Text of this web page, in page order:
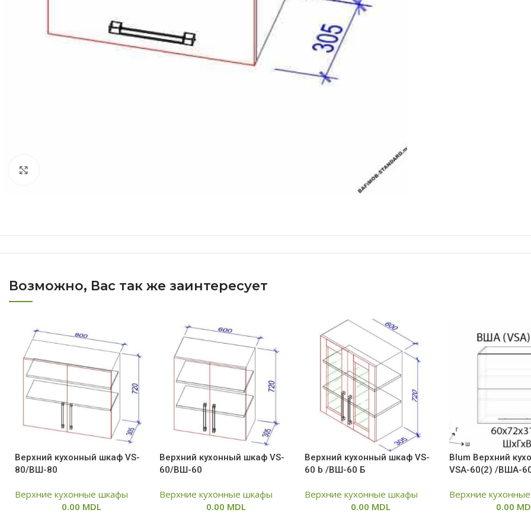
Возможно, Вас так же заинтересует
Верхний кухонный шкаф VS-
80/ВШ-80
Верхние кухонные шкафы
0.00 MDL
Верхний кухонный шкаф VS-
60/ВШ-60
Верхние кухонные шкафы
0.00 MDL
Верхний кухонный шкаф VS-
60 b /ВШ-60 Б
Верхние кухонные шкафы
0.00 MDL
Blum Верхний
VSA-60(2) /ВША-
Верхние
0.00